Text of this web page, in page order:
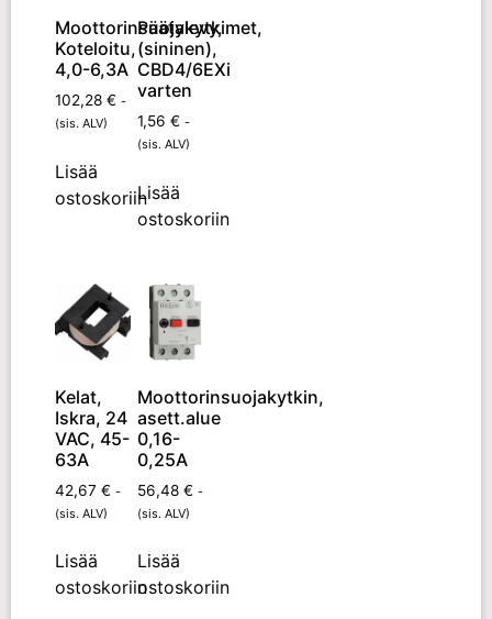
Moottorinsuojakytkimet,
Koteloitu,
4,0-6,3A
102,28 € -
(sis. ALV)
Lisää
ostoskoriin
Päätylevy,
(sininen),
CBD4/6EXi
varten
1,56 € -
(sis. ALV)
Lisää
ostoskoriin
Kelat,
Iskra, 24
VAC, 45-
63A
42,67 € -
(sis. ALV)
Lisää
ostoskoriin
Moottorinsuojakytkin,
asett.alue
0,16-
0,25A
56,48 € -
(sis. ALV)
Lisää
ostoskoriin